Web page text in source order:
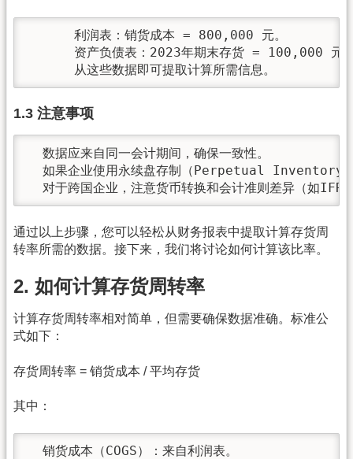
      利润表：销货成本 = 800,000 元。
资产负债表：2023年期末存货 = 100,000 元
      从这些数据即可提取计算所需信息。
1.3 注意事项
  数据应来自同一会计期间，确保一致性。
如果企业使用永续盘存制（Perpetual Inventory
对于跨国企业，注意货币转换和会计准则差异（如
通过以上步骤，您可以轻松从财务报表中提取计算存货周
转率所需的数据。接下来，我们将讨论如何计算该比率。
2. 如何计算存货周转率
计算存货周转率相对简单，但需要确保数据准确。标准公
式如下：
存货周转率 = 销货成本 / 平均存货
其中：
  销货成本（COGS）：来自利润表。